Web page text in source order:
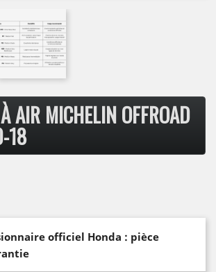
AIR MICHELIN OFFROAD
18
officiel Honda : pièce